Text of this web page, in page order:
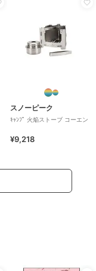
スノーピーク
ｷｬﾝﾌﾟ 火焔ストーブ コーエン
¥9,218